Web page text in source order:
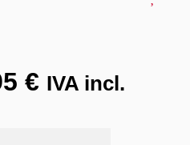
€ IVA incl.